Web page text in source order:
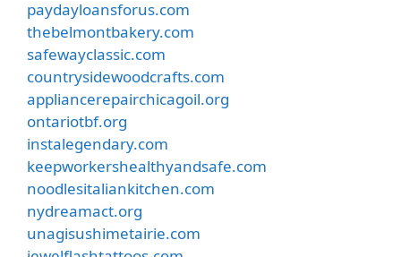
paydayloansforus.com
thebelmontbakery.com
safewayclassic.com
countrysidewoodcrafts.com
appliancerepairchicagoil.org
ontariotbf.org
instalegendary.com
keepworkershealthyandsafe.com
noodlesitaliankitchen.com
nydreamact.org
unagisushimetairie.com